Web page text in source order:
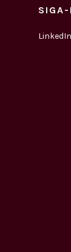
SIGA-
LinkedIn